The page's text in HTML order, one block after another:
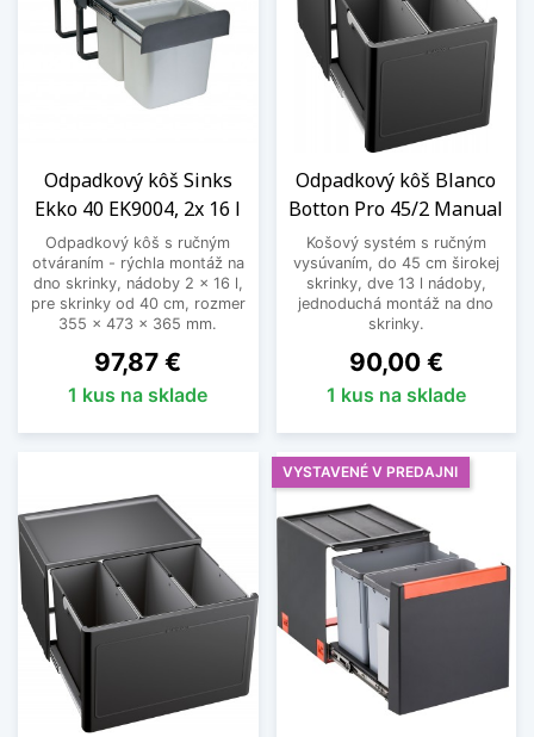
Odpadkový kôš Sinks
Ekko 40 EK9004, 2x 16 l
Odpadkový kôš s ručným
otváraním - rýchla montáž na
dno skrinky, nádoby 2 x 16 l,
pre skrinky od 40 cm, rozmer
355 x 473 x 365 mm.
Cena
97,87 €
1 kus na sklade
Odpadkový kôš Blanco
Botton Pro 45/2 Manual
Košový systém s ručným
vysúvaním, do 45 cm širokej
skrinky, dve 13 l nádoby,
jednoduchá montáž na dno
skrinky.
Cena
90,00 €
1 kus na sklade
VYSTAVENÉ V PREDAJNI